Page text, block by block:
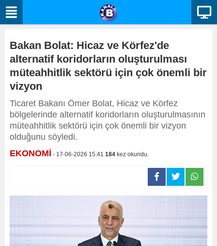
Bakan Bolat: Hicaz ve Körfez'de
alternatif koridorların oluşturulması
müteahhitlik sektörü için çok önemli bir
vizyon
Ticaret Bakanı Ömer Bolat, Hicaz ve Körfez
bölgelerinde alternatif koridorların oluşturulmasının
müteahhitlik sektörü için çok önemli bir vizyon
olduğunu söyledi.
EKONOMİ - 17-06-2026 15:41 184 kez okundu.